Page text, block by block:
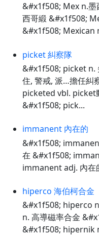
&#x1f508; Mex n.
西哥緞 &#x1f508;
&#x1f508; Mexican
picket 糾察隊
&#x1f508; picket n.
住, 警戒, 派…擔任糾
picketed vbl. picket
&#x1f508; pick...
immanent 內在的
&#x1f508;
在 &#x1f508;
immanent adj. 內在
hiperco 海伯柯合金
&#x1f508; hiperco
n. 高導磁率合金
&#x1f508; hipernik